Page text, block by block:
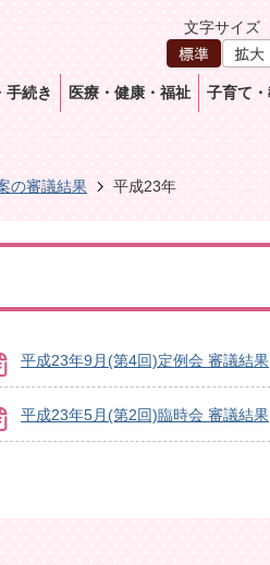
文字サイズ
手続き 医療・健康・福祉 子育て
の審議結果 平成23年
平成23年9月(第4回)定例会 審議結果
平成23年5月(第2回)臨時会 審議結果